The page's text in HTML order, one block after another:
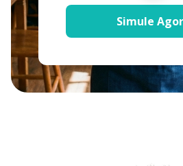
Simule